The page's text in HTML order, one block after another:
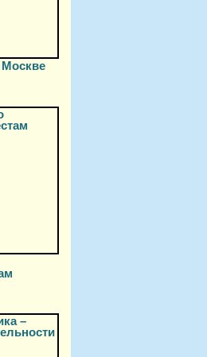
Москве